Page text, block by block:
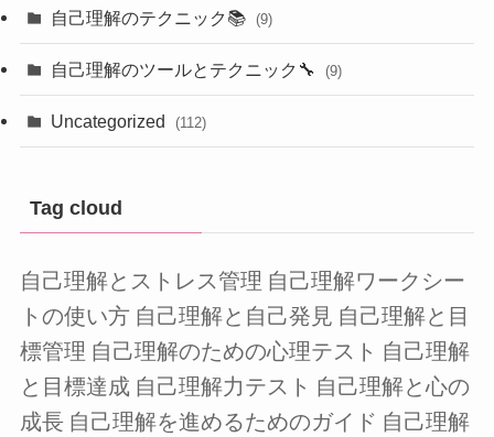
自己理解のテクニック📚 (9)
自己理解のツールとテクニック🔧 (9)
Uncategorized (112)
Tag cloud
自己理解とストレス管理 自己理解ワークシー
トの使い方 自己理解と自己発見 自己理解と目
標管理 自己理解のための心理テスト 自己理解
と目標達成 自己理解力テスト 自己理解と心の
成長 自己理解を進めるためのガイド 自己理解